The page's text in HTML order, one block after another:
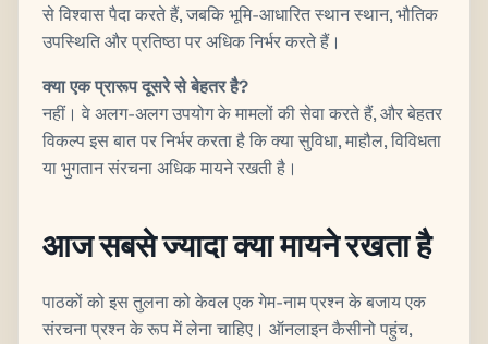
से विश्वास पैदा करते हैं, जबकि भूमि-आधारित स्थान स्थान, भौतिक
उपस्थिति और प्रतिष्ठा पर अधिक निर्भर करते हैं।
क्या एक प्रारूप दूसरे से बेहतर है?
नहीं। वे अलग-अलग उपयोग के मामलों की सेवा करते हैं, और बेहतर
विकल्प इस बात पर निर्भर करता है कि क्या सुविधा, माहौल, विविधता
या भुगतान संरचना अधिक मायने रखती है।
आज सबसे ज्यादा क्या मायने रखता है
पाठकों को इस तुलना को केवल एक गेम-नाम प्रश्न के बजाय एक
संरचना प्रश्न के रूप में लेना चाहिए। ऑनलाइन कैसीनो पहुंच,